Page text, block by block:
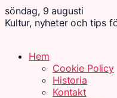
söndag, 9 augusti
Kultur, nyheter och tips
Hem
Cookie Policy
Historia
Kontakt